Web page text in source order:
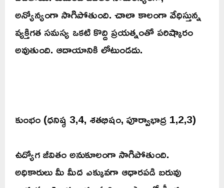
అన్యోన్యంగా సాగిపోతుంది. చాలా కాలంగా వేధిస్తున్న
వ్యక్తిగత సమస్య ఒకటి కొద్ది ప్రయత్నంతో పరిష్కారం
అవుతుంది. ఆదాయానికి లోటుండదు.
కుంభం (ధనిష్ఠ 3,4, శతభిషం, పూర్వాభాద్ర 1,2,3)
ఉద్యోగ జీవితం అనుకూలంగా సాగిపోతుంది.
అధికారులు మీ మీద ఎక్కువగా ఆధారపడి బరువు